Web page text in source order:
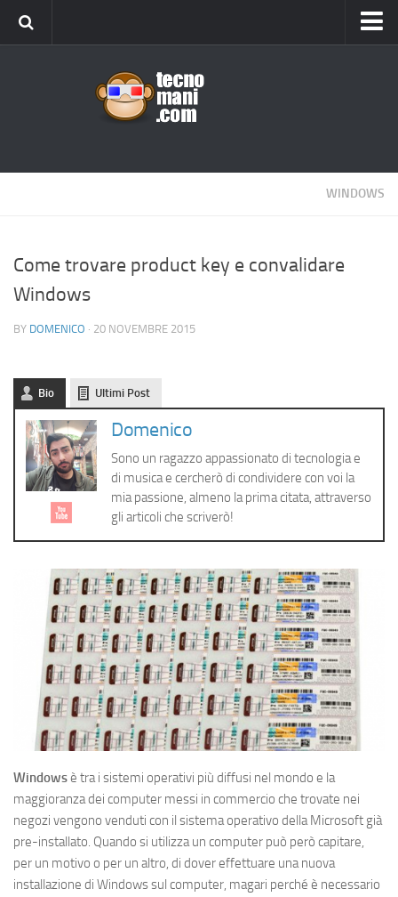
Cellulari
Gadget
Recensioni
Privacy
Cerca
WINDOWS
Come trovare product key e convalidare
Windows
BY DOMENICO · 20 NOVEMBRE 2015
Bio Ultimi Post
Domenico
Sono un ragazzo appassionato di tecnologia e
di musica e cercherò di condividere con voi la
mia passione, almeno la prima citata, attraverso
gli articoli che scriverò!
Windowsè tra i sistemi operativi più diffusi nel mondo e la
maggioranza dei computer messi in commercio che trovate nei
negozi vengono venduti con il sistema operativo della Microsoft già
pre-installato. Quando si utilizza un computer può però capitare,
per un motivo o per un altro, di dover effettuare una nuova
installazione di Windows sul computer, magari perché è necessario